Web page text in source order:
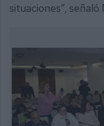
situaciones”, señaló